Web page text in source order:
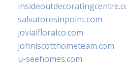
salvatoresinpoint.com
jovialfloralco.com
johnlscotthometeam.com
u-seehomes.com